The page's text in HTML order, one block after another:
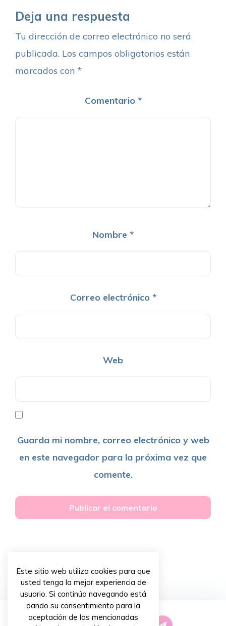
Deja una respuesta
Tu dirección de correo electrónico no será
publicada. Los campos obligatorios están
marcados con *
Comentario *
Nombre *
Correo electrónico *
Web
Guarda mi nombre, correo electrónico y web
en este navegador para la próxima vez que
comente.
Este sitio web utiliza cookies para que
usted tenga la mejor experiencia de
usuario. Si continúa navegando está
dando su consentimiento para la
aceptación de las mencionadas